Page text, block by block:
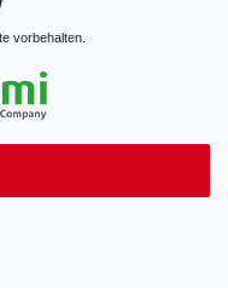
vorbehalten.